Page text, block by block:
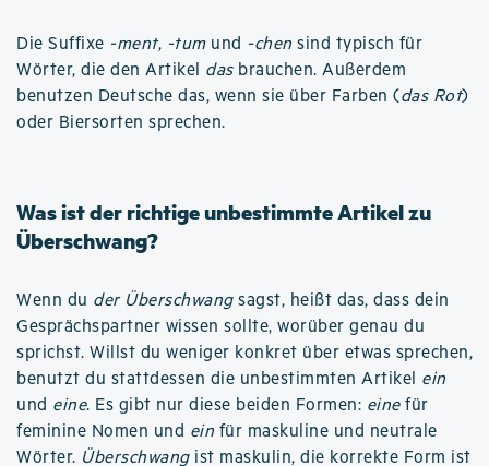
Die Suffixe -ment, -tumund -chen sind typisch für
Wörter, die den Artikel dasbrauchen. Außerdem
benutzen Deutsche das, wenn sie über Farben (das Rot)
oder Biersorten sprechen.
Was ist der richtige unbestimmte Artikel zu
Überschwang?
Wenn du der Überschwangsagst, heißt das, dass dein
Gesprächspartner wissen sollte, worüber genau du
sprichst. Willst du weniger konkret über etwas sprechen,
benutzt du stattdessen die unbestimmten Artikel ein
und eine. Es gibt nur diese beiden Formen: einefür
feminine Nomen und ein für maskuline und neutrale
Wörter. Überschwangist maskulin, die korrekte Form ist